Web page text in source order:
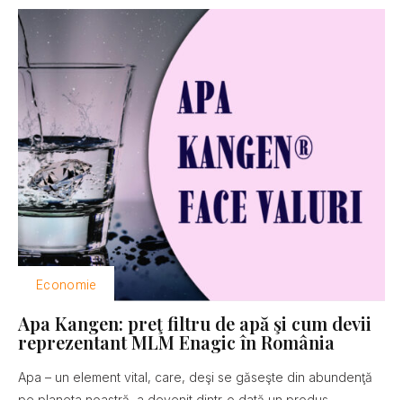
Economie
Apa Kangen: preţ filtru de apă şi cum devii
reprezentant MLM Enagic în România
Apa – un element vital, care, deşi se găseşte din abundenţă